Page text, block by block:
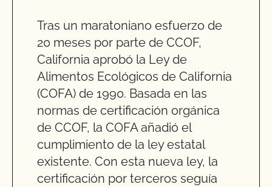
Tras un maratoniano esfuerzo de
20 meses por parte de CCOF,
California aprobó la Ley de
Alimentos Ecológicos de California
(COFA) de 1990. Basada en las
normas de certificación orgánica
de CCOF, la COFA añadió el
cumplimiento de la ley estatal
existente. Con esta nueva ley, la
certificación por terceros seguía